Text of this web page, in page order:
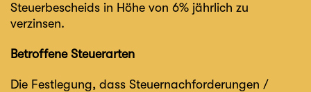
Steuerbescheids in Höhe von 6% jährlich zu
verzinsen.
Betroffene Steuerarten
Die Festlegung, dass Steuernachforderungen /